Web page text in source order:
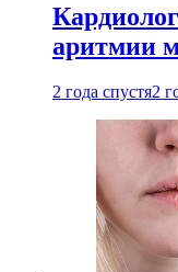
аритмии
2 года спустя2